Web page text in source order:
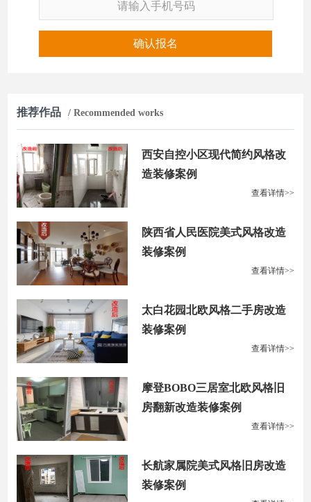
确认报名
推荐作品 / Recommended works
西安自控小区现代简约风格改
造装修案例
查看详情>>
陕西省人民医院美式风格改造
装修案例
查看详情>>
太白花园北欧风格二手房改造
装修案例
查看详情>>
摩登BOBO三居室北欧风格旧
房翻新改造装修案例
查看详情>>
长航家属院美式风格旧房改造
装修案例